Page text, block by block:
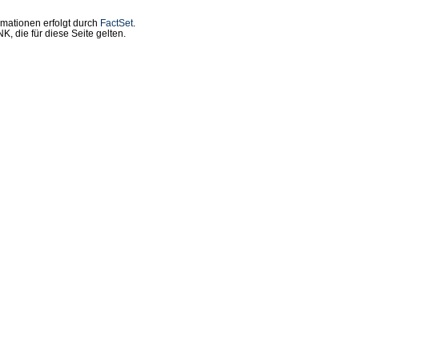
erfolgt durch FactSet.
die für diese Seite gelten.